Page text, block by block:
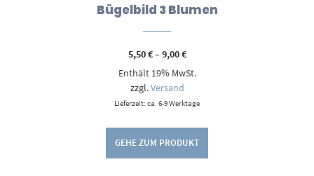
Bügelbild 3 Blumen
5,50€–9,00€Preisspanne:
bis
Enthält 19% MwSt.
zzgl.Versand
Lieferzeit: ca. 6-9 Werktage
GEHE ZUM PRODUKT